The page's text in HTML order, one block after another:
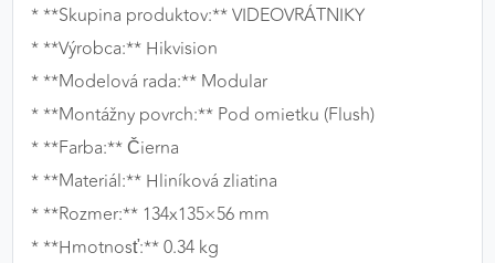
* **Skupina produktov:** VIDEOVRÁTNIKY
* **Výrobca:** Hikvision
* **Modelová rada:** Modular
* **Montážny povrch:** Pod omietku (Flush)
* **Farba:** Čierna
* **Materiál:** Hliníková zliatina
* **Rozmer:** 134x135×56 mm
* **Hmotnosť:** 0.34 kg